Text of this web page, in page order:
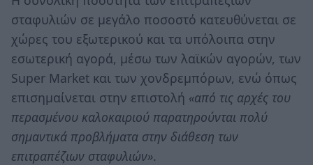
σταφυλιών σε μεγάλο ποσοστό κατευθύνεται σε
χώρες του εξωτερικού και τα υπόλοιπα στην
εσωτερική αγορά, μέσω των λαϊκών αγορών, των
Super Market και των χονδρεμπόρων, ενώ όπως
επισημαίνεται στην επιστολή «από τις αρχές του
περασμένου καλοκαιριού παρατηρούνται πολύ
σημαντικά προβλήματα στην διάθεση των
επιτραπέζιων σταφυλιών».